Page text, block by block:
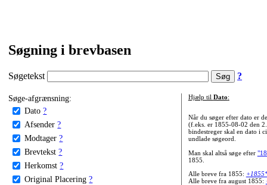
Søgning i brevbasen
Søgetekst ?
Søge-afgrænsning:
Dato ?
Afsender ?
Modtager ?
Brevtekst ?
Herkomst ?
Original Placering ?
Hjælp til Dato:
Når du søger efter dato er
(f.eks. er 1855-08-02 den
bindestreger skal en dato i
undlade søgeord.
Man skal altså søge efter
1855.
Alle breve fra 1855:
Alle breve fra august 1855: